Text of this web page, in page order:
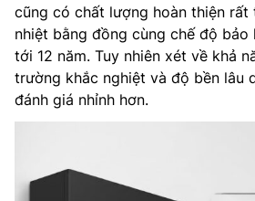
cũng có chất lượng hoàn thiện
nhiệt bằng đồng cùng chế độ bảo
tới 12 năm. Tuy nhiên xét về khả
trường khắc nghiệt và độ bền lâu
đánh giá nhỉnh hơn.